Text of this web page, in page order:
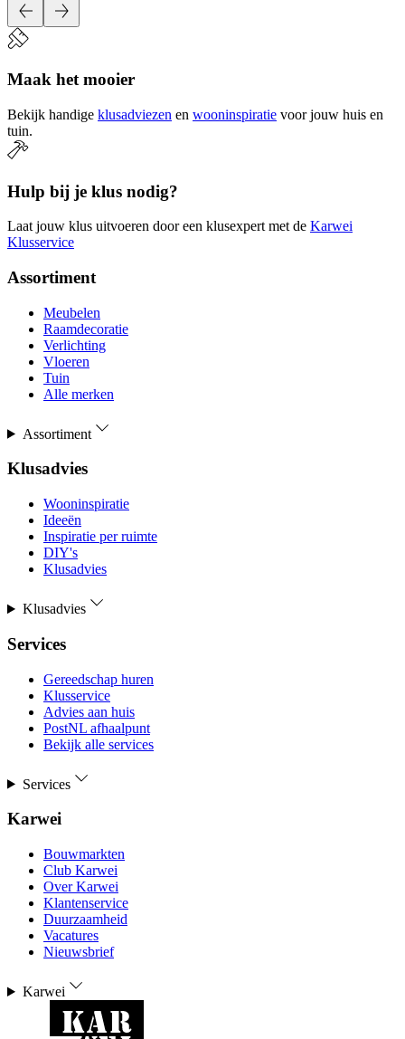
Maak het mooier
Bekijk handige klusadviezen en wooninspiratie voor jouw huis en
tuin.
Hulp bij je klus nodig?
Laat jouw klus uitvoeren door een klusexpert met de Karwei
Klusservice
Assortiment
Meubelen
Raamdecoratie
Verlichting
Vloeren
Tuin
Alle merken
Assortiment
Klusadvies
Wooninspiratie
Ideeën
Inspiratie per ruimte
DIY's
Klusadvies
Klusadvies
Services
Gereedschap huren
Klusservice
Advies aan huis
PostNL afhaalpunt
Bekijk alle services
Services
Karwei
Bouwmarkten
Club Karwei
Over Karwei
Klantenservice
Duurzaamheid
Vacatures
Nieuwsbrief
Karwei